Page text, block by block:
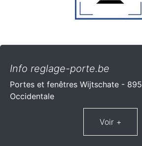
Info reglage-porte.be
Portes et fenêtres Wijtschate -
Occidentale